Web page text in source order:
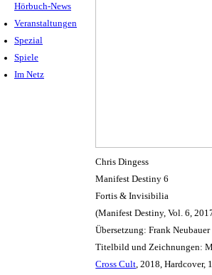
Hörbuch-News
Veranstaltungen
Spezial
Spiele
Im Netz
Chris Dingess
Manifest Destiny 6
Fortis & Invisibilia
(Manifest Destiny, Vol. 6,
Übersetzung: Frank Neubauer
Titelbild und Zeichnungen:
Cross Cult , 2018, Hardcover,